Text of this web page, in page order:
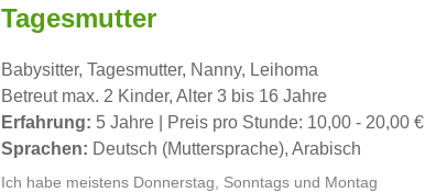
Tagesmutter
Babysitter, Tagesmutter, Nanny, Leihoma
Betreut max. 2 Kinder, Alter 3 bis 16 Jahre
Erfahrung: 5 Jahre | Preis pro Stunde: 10,00 - 20,00 €
Sprachen: Deutsch (Muttersprache), Arabisch
Ich habe meistens Donnerstag, Sonntags und Montag